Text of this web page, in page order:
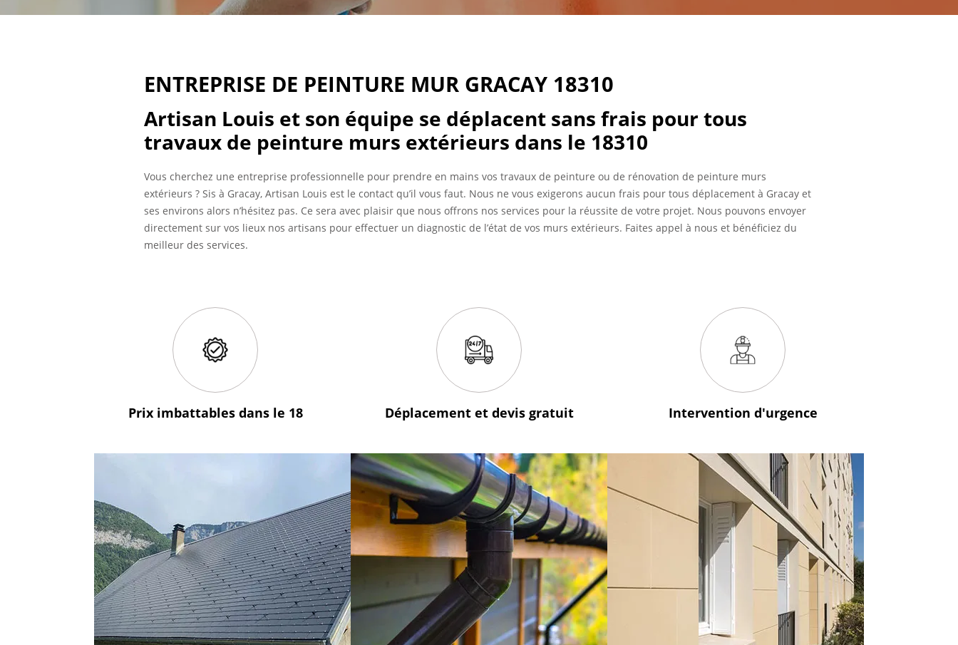
ENTREPRISE DE PEINTURE MUR GRACAY 18310
Artisan Louis et son équipe se déplacent sans frais pour tous
travaux de peinture murs extérieurs dans le 18310
Vous cherchez une entreprise professionnelle pour prendre en mains vos travaux de peinture ou de rénovation de peinture murs
extérieurs ? Sis à Gracay, Artisan Louis est le contact qu’il vous faut. Nous ne vous exigerons aucun frais pour tous déplacement à Gracay et
ses environs alors n’hésitez pas. Ce sera avec plaisir que nous offrons nos services pour la réussite de votre projet. Nous pouvons envoyer
directement sur vos lieux nos artisans pour effectuer un diagnostic de l’état de vos murs extérieurs. Faites appel à nous et bénéficiez du
meilleur des services.
Prix imbattables dans le 18 Déplacement et devis gratuit Intervention d'urgence